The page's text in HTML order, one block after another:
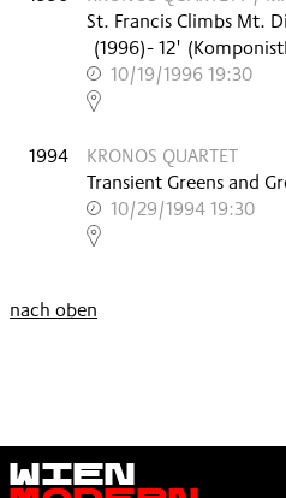
St. Francis Climbs Mt.
(1996)- 12'
10/19/1996 19:30
,
1994
KRONOS QUARTET
Transient Greens and
10/29/1994 19:30
,
nach oben
Wien
Modern